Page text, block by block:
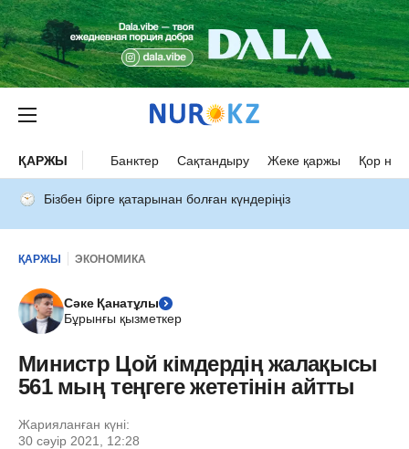
ҚАРЖЫ Банктер Сақтандыру Жеке қаржы Қор
Бізбен бірге қатарынан болған күндеріңіз
ҚАРЖЫ ЭКОНОМИКА
Сәке Қанатұлы
Бұрынғы қызметкер
Министр Цой кімдердің жалақысы
561 мың теңгеге жететінін айтты
Жарияланған күні:
30 сәуір 2021, 12:28